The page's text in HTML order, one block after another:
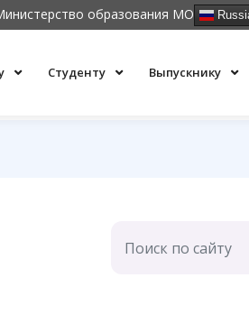
образования МО
Студенту Выпускнику